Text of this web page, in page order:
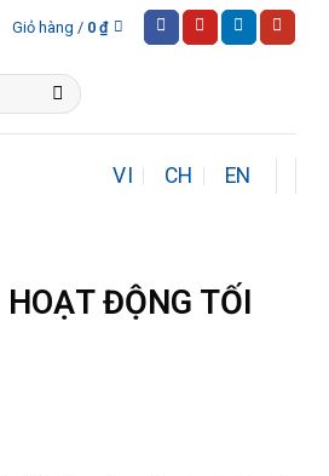
Giỏ hàng / 0 ₫
VI CH EN
ĐỘNG TỐI